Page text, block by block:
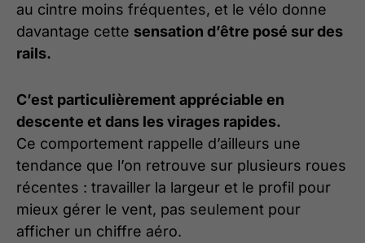
au cintre moins fréquentes, et le vélo donne
davantage cette sensation d’être posé sur des
rails.
C’est particulièrement appréciable en
descente et dans les virages rapides.
Ce comportement rappelle d’ailleurs une
tendance que l’on retrouve sur plusieurs roues
récentes : travailler la largeur et le profil pour
mieux gérer le vent, pas seulement pour
afficher un chiffre aéro.